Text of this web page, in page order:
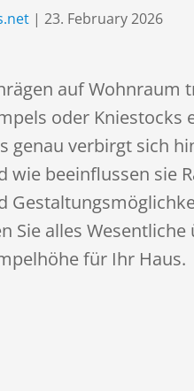
| 23. February 2026
auf Wohnraum
oder Kniestocks
genau verbirgt sich
wie beeinflussen sie
Sie alles
für Ihr Haus.